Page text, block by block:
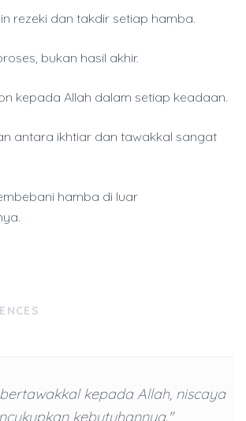
rezeki dan takdir setiap hamba.
bukan hasil akhir.
kepada Allah dalam setiap keadaan.
antara ikhtiar dan tawakkal sangat
hamba di luar
kepada Allah, niscaya
kebutuhannya."